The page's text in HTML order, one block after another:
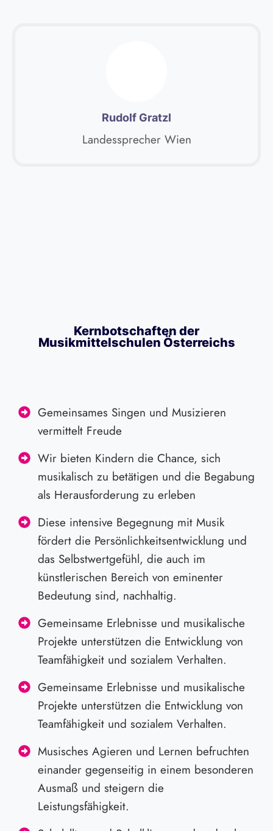
Rudolf Gratzl
Landessprecher Wien
Kernbotschaften der
Musikmittelschulen Österreichs
Gemeinsames Singen und Musizieren
vermittelt Freude
Wir bieten Kindern die Chance, sich
musikalisch zu betätigen und die Begabung
als Herausforderung zu erleben
Diese intensive Begegnung mit Musik
fördert die Persönlichkeitsentwicklung und
das Selbstwertgefühl, die auch im
künstlerischen Bereich von eminenter
Bedeutung sind, nachhaltig.
Gemeinsame Erlebnisse und musikalische
Projekte unterstützen die Entwicklung von
Teamfähigkeit und sozialem Verhalten.
Gemeinsame Erlebnisse und musikalische
Projekte unterstützen die Entwicklung von
Teamfähigkeit und sozialem Verhalten.
Musisches Agieren und Lernen befruchten
einander gegenseitig in einem besonderen
Ausmaß und steigern die
Leistungsfähigkeit.